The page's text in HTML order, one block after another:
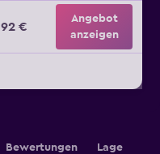
92 €
Angebot
anzeigen
Bewertungen Lage